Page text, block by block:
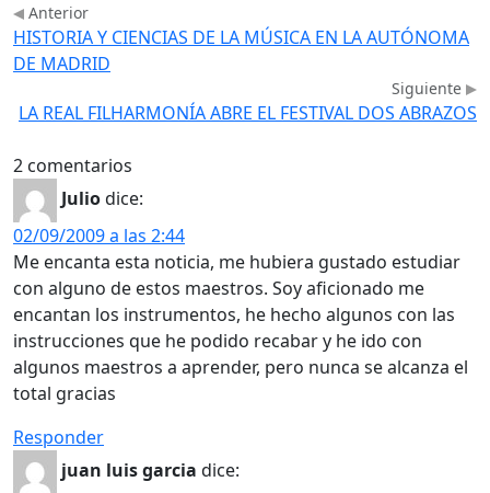
Anterior
HISTORIA Y CIENCIAS DE LA MÚSICA EN LA AUTÓNOMA
DE MADRID
Siguiente
LA REAL FILHARMONÍA ABRE EL FESTIVAL DOS ABRAZOS
2 comentarios
Juliodice:
02/09/2009 a las 2:44
Me encanta esta noticia, me hubiera gustado estudiar
con alguno de estos maestros. Soy aficionado me
encantan los instrumentos, he hecho algunos con las
instrucciones que he podido recabar y he ido con
algunos maestros a aprender, pero nunca se alcanza el
total gracias
Responder
juan luis garcia dice: